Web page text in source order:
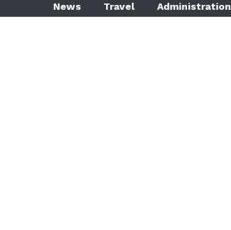
News Travel Administration